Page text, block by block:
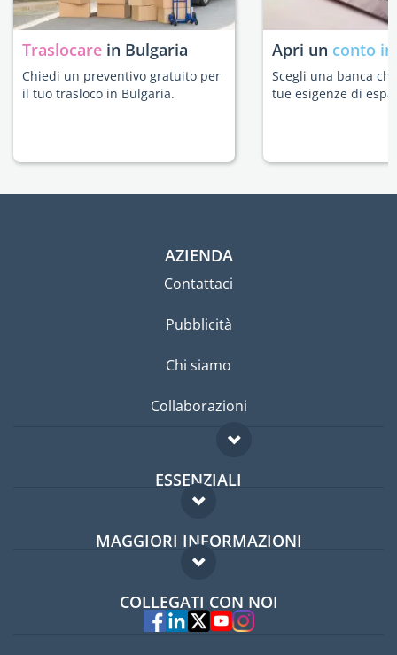
Traslocare in Bulgaria
Chiedi un preventivo gratuito per
il tuo trasloco in Bulgaria.
Apri un conto
Scegli una banca
tue esigenze di
AZIENDA
Contattaci
Pubblicità
Chi siamo
Collaborazioni
ESSENZIALI
Forum per expat
Guida per expat
MAGGIORI INFORMAZIONI
Domande frequenti
Esperti
COLLEGATI CON NOI